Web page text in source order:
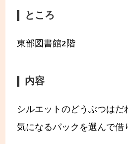
ところ
東部図書館2階
内容
シルエットのどうぶつはだ
気になるパックを選んで借